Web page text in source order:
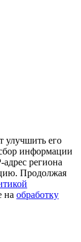
улучшить его
информации
адрес региона
Продолжая
на обработку